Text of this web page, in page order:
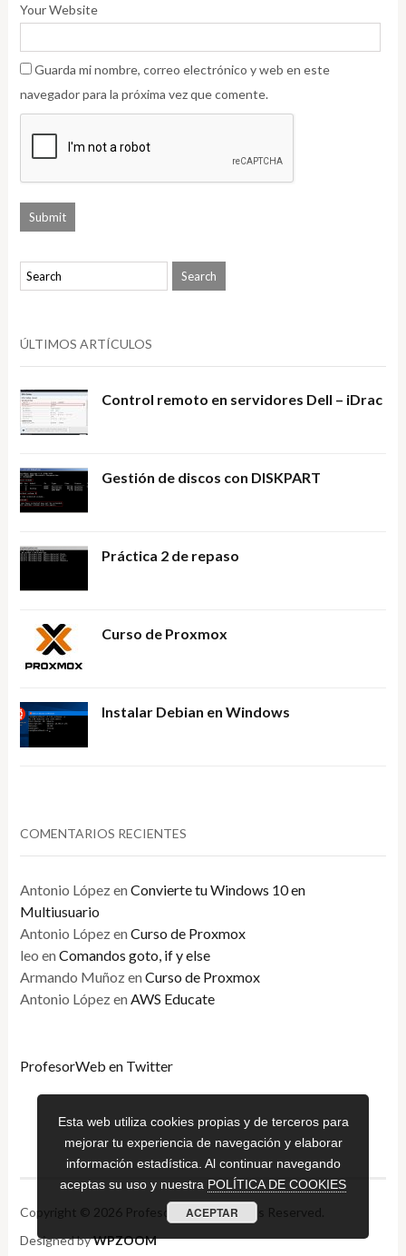
Your Website
Guarda mi nombre, correo electrónico y web en este
navegador para la próxima vez que comente.
ÚLTIMOS ARTÍCULOS
Control remoto en servidores Dell – iDrac
Gestión de discos con DISKPART
Práctica 2 de repaso
Curso de Proxmox
Instalar Debian en Windows
COMENTARIOS RECIENTES
Antonio LópezenConvierte tu Windows 10 en
Multiusuario
Antonio LópezenCurso de Proxmox
leo enComandos goto, if y else
Armando MuñozenCurso de Proxmox
Antonio Lópezen AWS Educate
ProfesorWeb en Twitter
Copyright © 2026 Profesor Web. All Rights Reserved.
Designed byWPZOOM
Esta web utiliza cookies propias y de terceros para
mejorar tu experiencia de navegación y elaborar
información estadística. Al continuar navegando
aceptas su uso y nuestra POLÍTICA DE COOKIES
ACEPTAR